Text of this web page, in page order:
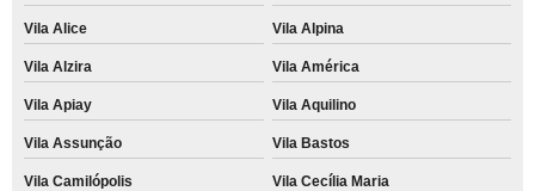
Vila Alice Vila Alpina
Vila Alzira Vila América
Vila Apiay Vila Aquilino
Vila Assunção Vila Bastos
Vila Camilópolis Vila Cecília Maria